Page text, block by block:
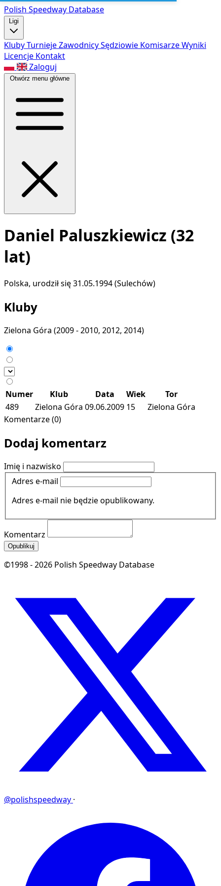
Polish Speedway Database
Ligi
KlubyTurniejeZawodnicySędziowie KomisarzeWyniki
Licencje Kontakt
Zaloguj
Otwórz menu główne
Daniel Paluszkiewicz (32
lat)
Polska, urodził się 31.05.1994 (Sulechów)
Kluby
Zielona Góra (2009 - 2010, 2012, 2014)
Numer Klub Data Wiek
Tor
489
Zielona Góra 09.06.2009 15
Zielona Góra
Komentarze (0)
Dodaj komentarz
Imię i nazwisko
Adres e-mail
Adres e-mail nie będzie opublikowany.
Komentarz
Opublikuj
©1998 - 2026 Polish Speedway Database
@polishspeedway ·